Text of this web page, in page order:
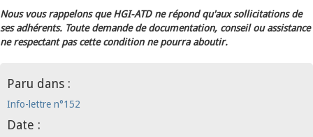
Nous vous rappelons que HGI-ATD ne répond qu'aux sollicitations de
ses adhérents. Toute demande de documentation, conseil ou assistance
ne respectant pas cette condition ne pourra aboutir.
Paru dans :
Info-lettre n°152
Date :